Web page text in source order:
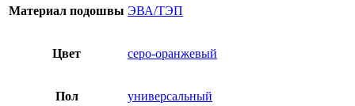
Материал подошвы ЭВА/ТЭП
Цвет серо-оранжевый
Пол универсальный